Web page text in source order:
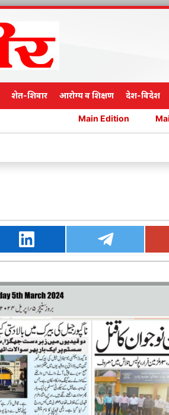
शेत-शिवार आरोग्य व शिक्षण देश-विदेश
Main Edition